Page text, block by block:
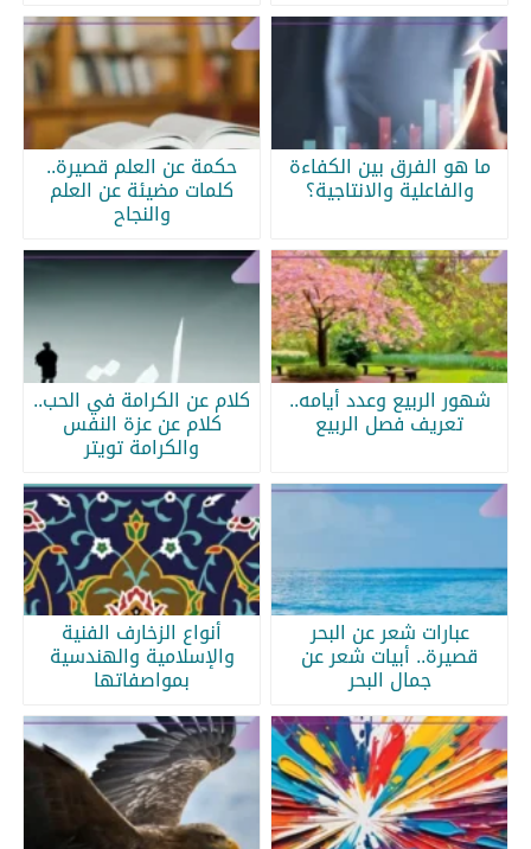
ما هو الفرق بين الكفاءة
والفاعلية والانتاجية؟
حكمة عن العلم قصيرة..
كلمات مضيئة عن العلم
والنجاح
شهور الربيع وعدد أيامه..
تعريف فصل الربيع
كلام عن الكرامة في الحب..
كلام عن عزة النفس
والكرامة تويتر
عبارات شعر عن البحر
قصيرة.. أبيات شعر عن
جمال البحر
أنواع الزخارف الفنية
والإسلامية والهندسية
بمواصفاتها